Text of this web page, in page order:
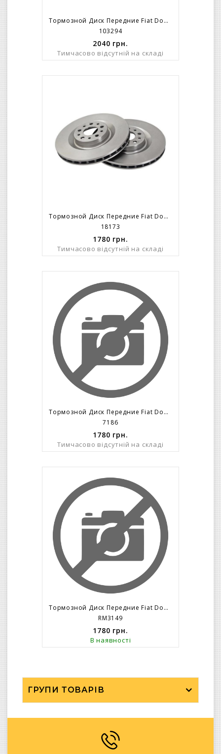
Тормозной Диск Передние Fiat Doblo/263/ R16 (305x28mm) 5 Болтов C 2010=>
103294
2040 грн.
Тимчасово відсутній на складі
Тормозной Диск Передние Fiat Doblo/263/ R16 (305x28mm) 5 Болтов C 2010=>
18173
1780 грн.
Тимчасово відсутній на складі
Тормозной Диск Передние Fiat Doblo/263/ R16 (305x28mm) 5 Болтов C 2010=>
7186
1780 грн.
Тимчасово відсутній на складі
Тормозной Диск Передние Fiat Doblo/263/ R16 (305x28mm) 5 Болтов C 2010=>
RM3149
1780 грн.
В наявності
ГРУПИ ТОВАРІВ